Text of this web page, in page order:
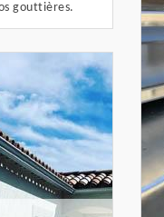
gouttières.